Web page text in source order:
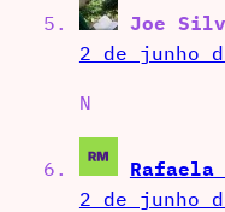
Joe
2 de junho
N
Rafaela
2 de junho